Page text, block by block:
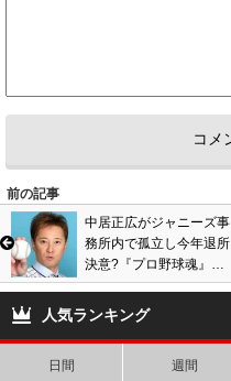
前の記事
中居正広がジャニーズ事
務所内で孤立し今年退所
決意?『プロ野球魂』放
送無しの理由、仕事減少
で様々な憶測も…
人気ランキング
日間 週間